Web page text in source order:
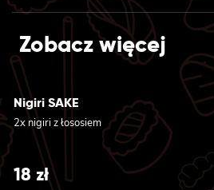
Zobacz więcej
Nigiri SAKE
2x nigiri z łososiem
18 zł